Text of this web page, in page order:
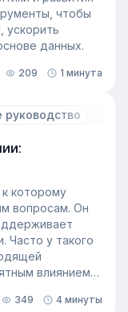
чтобы
ускорить
данных.
209 1 минута
которому
вопросам. Он
Часто у такого
влиянием
авторитет
349 4 минуты